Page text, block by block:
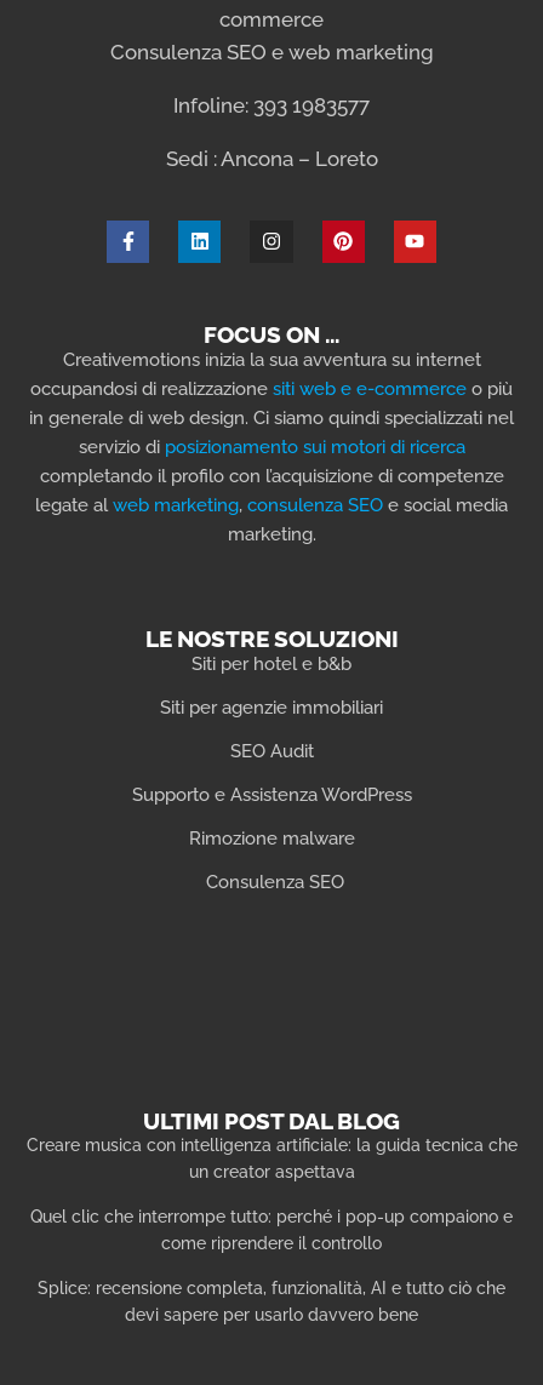
commerce
Consulenza SEO e web marketing
Infoline: 393 1983577
Sedi : Ancona – Loreto
FOCUS ON …
Creativemotions inizia la sua avventura su internet
occupandosi di realizzazione siti web e e-commerce o più
in generale di web design. Ci siamo quindi specializzati nel
servizio di posizionamento sui motori di ricerca
completando il profilo con l’acquisizione di competenze
legate alweb marketing, consulenza SEO e social media
marketing.
LE NOSTRE SOLUZIONI
Siti per hotel e b&b
Siti per agenzie immobiliari
SEO Audit
Supporto e Assistenza WordPress
Rimozione malware
Consulenza SEO
ULTIMI POST DAL BLOG
Creare musica con intelligenza artificiale: la guida tecnica che
un creator aspettava
Quel clic che interrompe tutto: perché i pop-up compaiono e
come riprendere il controllo
Splice: recensione completa, funzionalità, AI e tutto ciò che
devi sapere per usarlo davvero bene